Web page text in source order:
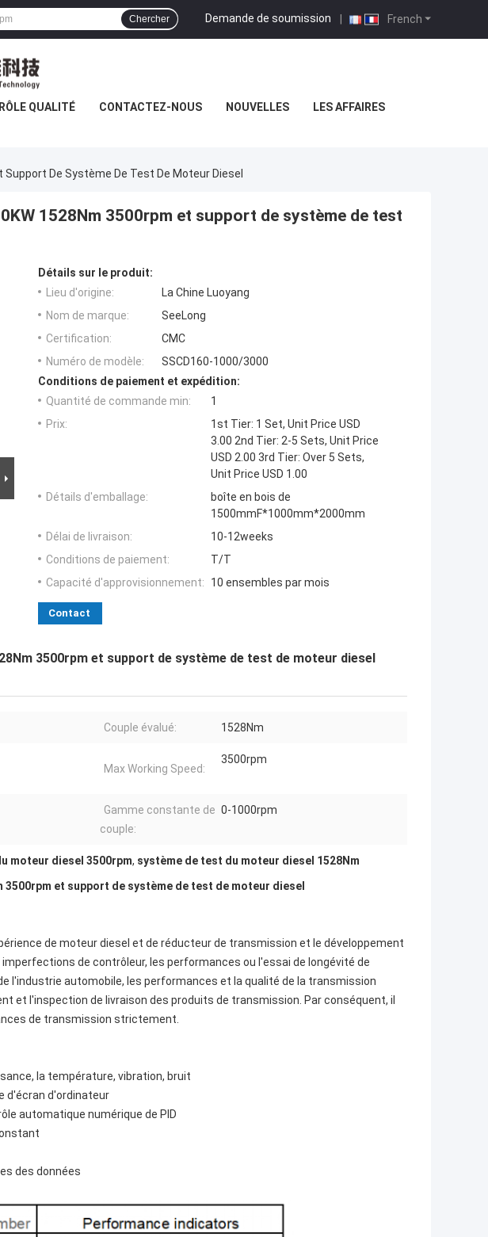
French
Demande de soumission |
Chercher
QUALITÉ CONTACTEZ-NOUS NOUVELLES LES AFFAIRES
De Système De Test De Moteur Diesel
1528Nm 3500rpm et support de système de test
Détails sur le produit:
Lieu d'origine:
La Chine Luoyang
Nom de marque:
SeeLong
Certification:
CMC
Numéro de modèle:
SSCD160-1000/3000
Conditions de paiement et expédition:
Quantité de commande min:
1
Prix:
1st Tier: 1 Set, Unit Price USD
3.00 2nd Tier: 2-5 Sets, Unit Price
USD 2.00 3rd Tier: Over 5 Sets,
Unit Price USD 1.00
Détails d'emballage:
boîte en bois de
1500mmF*1000mm*2000mm
Délai de livraison:
10-12weeks
Conditions de paiement:
T/T
Capacité d'approvisionnement:
10 ensembles par mois
Contact
3500rpm et support de système de test de moteur diesel
Couple évalué: 1528Nm
Max Working Speed:
3500rpm
Gamme constante de
couple:
0-1000rpm
moteur diesel 3500rpm, système de test du moteur diesel 1528Nm
3500rpm et support de système de test de moteur diesel
de moteur diesel et de réducteur de transmission et le développement
de contrôleur, les performances ou l'essai de longévité de
l'industrie automobile, les performances et la qualité de la transmission
et l'inspection de livraison des produits de transmission. Par conséquent, il
de transmission strictement.
la température, vibration, bruit
d'écran d'ordinateur
automatique numérique de PID
des données